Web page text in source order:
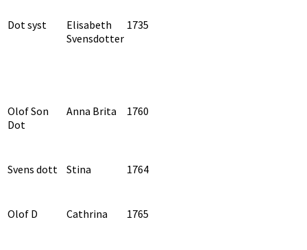
Dot syst
Elisabeth
Svensdotter
1735
Olof Son
Dot
Anna Brita 1760
Svens dott Stina 1764
Olof D Cathrina 1765